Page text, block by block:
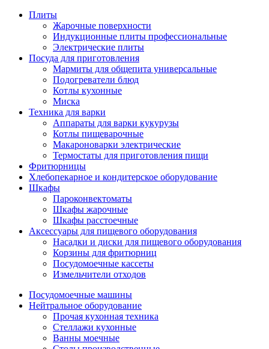
Плиты
Жарочные поверхности
Индукционные плиты профессиональные
Электрические плиты
Посуда для приготовления
Мармиты для общепита универсальные
Подогреватели блюд
Котлы кухонные
Миска
Техника для варки
Аппараты для варки кукурузы
Котлы пищеварочные
Макароноварки электрические
Термостаты для приготовления пищи
Фритюрницы
Хлебопекарное и кондитерское оборудование
Шкафы
Пароконвектоматы
Шкафы жарочные
Шкафы расстоечные
Аксессуары для пищевого оборудования
Насадки и диски для пищевого оборудования
Корзины для фритюрниц
Посудомоечные кассеты
Измельчители отходов
Посудомоечные машины
Нейтральное оборудование
Прочая кухонная техника
Стеллажи кухонные
Ванны моечные